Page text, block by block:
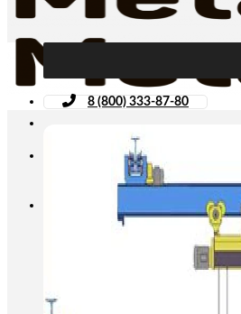
8 (800) 333-87-80